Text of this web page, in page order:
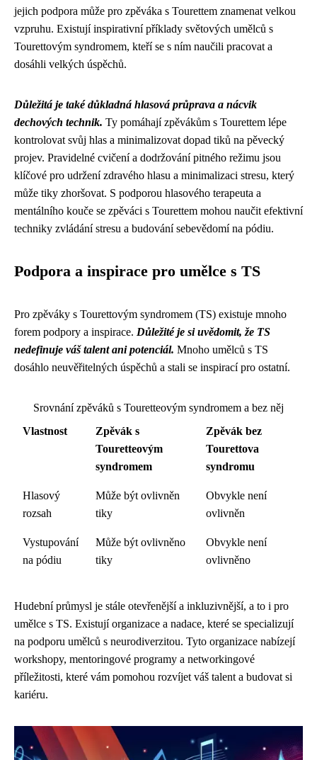
jejich podpora může pro zpěváka s Tourettem znamenat velkou
vzpruhu. Existují inspirativní příklady světových umělců s
Tourettovým syndromem, kteří se s ním naučili pracovat a
dosáhli velkých úspěchů.
Důležitá je také důkladná hlasová průprava a nácvik
dechových technik. Ty pomáhají zpěvákům s Tourettem lépe
kontrolovat svůj hlas a minimalizovat dopad tiků na pěvecký
projev. Pravidelné cvičení a dodržování pitného režimu jsou
klíčové pro udržení zdravého hlasu a minimalizaci stresu, který
může tiky zhoršovat. S podporou hlasového terapeuta a
mentálního kouče se zpěváci s Tourettem mohou naučit efektivní
techniky zvládání stresu a budování sebevědomí na pódiu.
Podpora a inspirace pro umělce s TS
Pro zpěváky s Tourettovým syndromem (TS) existuje mnoho
forem podpory a inspirace. Důležité je si uvědomit, že TS
nedefinuje váš talent ani potenciál. Mnoho umělců s TS
dosáhlo neuvěřitelných úspěchů a stali se inspirací pro ostatní.
Srovnání zpěváků s Touretteovým syndromem a bez něj
Vlastnost
Zpěvák s
Touretteovým
syndromem
Zpěvák bez
Tourettova
syndromu
Hlasový
rozsah
Může být ovlivněn
tiky
Obvykle není
ovlivněn
Vystupování
na pódiu
Může být ovlivněno
tiky
Obvykle není
ovlivněno
Hudební průmysl je stále otevřenější a inkluzivnější, a to i pro
umělce s TS. Existují organizace a nadace, které se specializují
na podporu umělců s neurodiverzitou. Tyto organizace nabízejí
workshopy, mentoringové programy a networkingové
příležitosti, které vám pomohou rozvíjet váš talent a budovat si
kariéru.